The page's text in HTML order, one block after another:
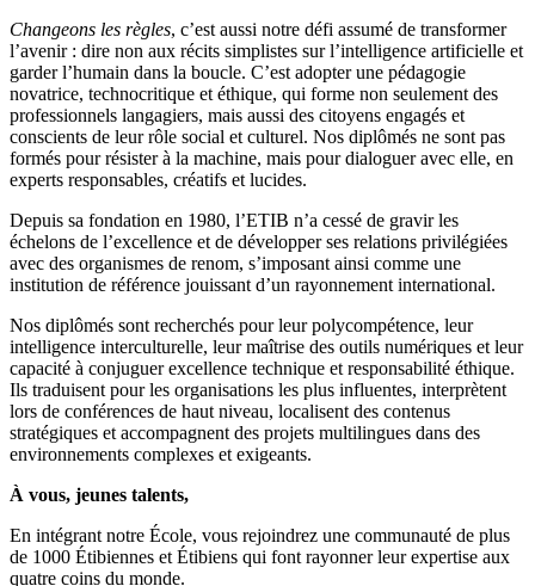
Changeons les règles, c’est aussi notre défi assumé de transformer
l’avenir : dire non aux récits simplistes sur l’intelligence artificielle et
garder l’humain dans la boucle. C’est adopter une pédagogie
novatrice, technocritique et éthique, qui forme non seulement des
professionnels langagiers, mais aussi des citoyens engagés et
conscients de leur rôle social et culturel. Nos diplômés ne sont pas
formés pour résister à la machine, mais pour dialoguer avec elle, en
experts responsables, créatifs et lucides.
Depuis sa fondation en 1980, l’ETIB n’a cessé de gravir les
échelons de l’excellence et de développer ses relations privilégiées
avec des organismes de renom, s’imposant ainsi comme une
institution de référence jouissant d’un rayonnement international.
Nos diplômés sont recherchés pour leur polycompétence, leur
intelligence interculturelle, leur maîtrise des outils numériques et leur
capacité à conjuguer excellence technique et responsabilité éthique.
Ils traduisent pour les organisations les plus influentes, interprètent
lors de conférences de haut niveau, localisent des contenus
stratégiques et accompagnent des projets multilingues dans des
environnements complexes et exigeants.
À vous, jeunes talents,
En intégrant notre École, vous rejoindrez une communauté de plus
de 1000 Étibiennes et Étibiens qui font rayonner leur expertise aux
quatre coins du monde.